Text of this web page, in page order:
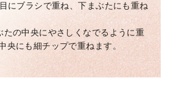
にブラシで重ね、下まぶたにも重ね
たの中央にやさしくなでるように重
央にも細チップで重ねます。